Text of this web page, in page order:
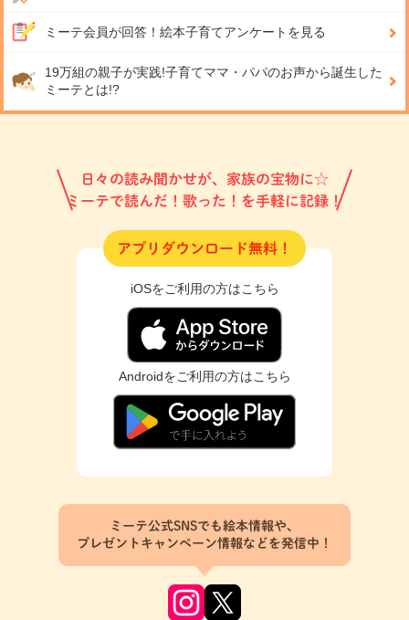
ミーテ会員が回答！ 絵本子育てアンケートを見る
19万組の親子が実践!子育てママ・パパのお声から誕生した
ミーテとは!?
日々の読み聞かせが、家族の宝物に☆
ミーテで読んだ！歌った！を手軽に記録！
アプリダウンロード無料！
iOSをご利用の方はこちら
Androidをご利用の方はこちら
ミーテ公式SNSでも絵本情報や、
プレゼントキャンペーン情報などを発信中！